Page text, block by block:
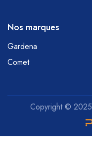
Nos marques
Gardena
Comet
Copyright © 2025